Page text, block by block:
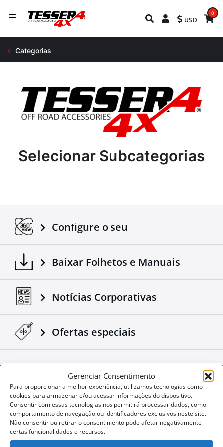
Gerenciar Consentimento
Para proporcionar a melhor experiência, utilizamos tecnologias como
cookies para armazenar e/ou acessar informações do dispositivo.
Consentir com essas tecnologias nos permitirá processar dados, como
comportamento de navegação ou identificadores exclusivos neste site.
Não consentir ou retirar o consentimento pode afetar negativamente
certas funcionalidades e recursos.
USD
0
Categorias
Selecionar Subcategorias
Configure o seu
Baixar Folhetos e Manuais
Notícias Corporativas
Ofertas especiais
User
ID
Cookie
Não quer perder uma
oportunidade?